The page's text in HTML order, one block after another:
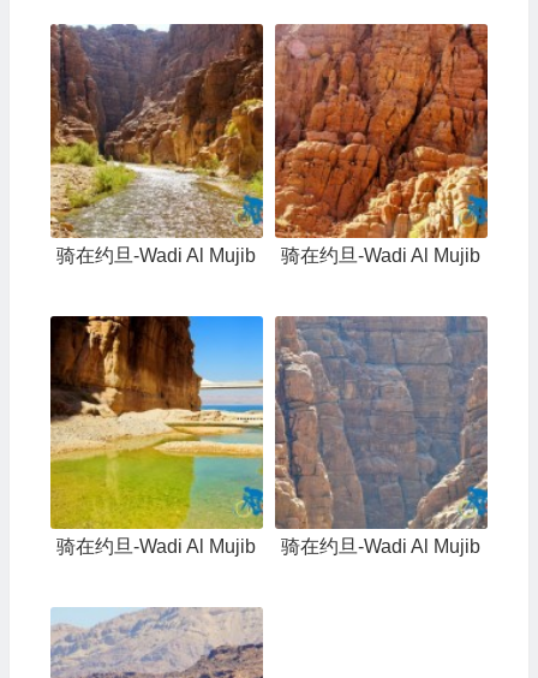
骑在约旦-Wadi Al Mujib 骑在约旦-Wadi Al Mujib
骑在约旦-Wadi Al Mujib 骑在约旦-Wadi Al Mujib